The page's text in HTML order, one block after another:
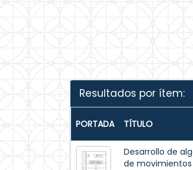
Resultados por ítem:
PORTADA TÍTULO
Desarrollo de
de movimientos